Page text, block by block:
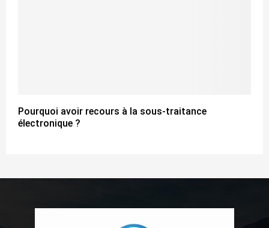
Pourquoi avoir recours à la sous-traitance
électronique ?